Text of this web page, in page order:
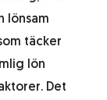
lönsam
täcker
lön
Det